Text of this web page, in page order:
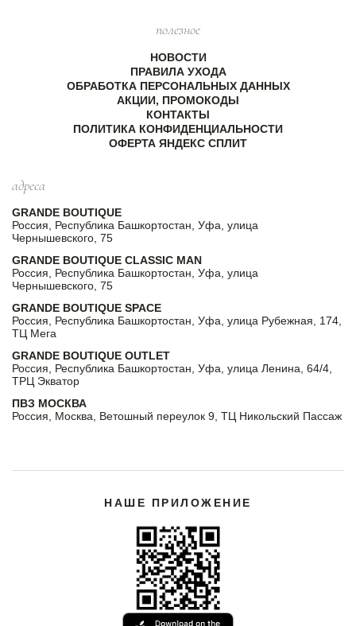
полезное
НОВОСТИ
ПРАВИЛА УХОДА
ОБРАБОТКА ПЕРСОНАЛЬНЫХ ДАННЫХ
АКЦИИ, ПРОМОКОДЫ
КОНТАКТЫ
ПОЛИТИКА КОНФИДЕНЦИАЛЬНОСТИ
ОФЕРТА ЯНДЕКС СПЛИТ
адреса
GRANDE BOUTIQUE
Россия, Республика Башкортостан, Уфа, улица
Чернышевского, 75
GRANDE BOUTIQUE CLASSIC MAN
Россия, Республика Башкортостан, Уфа, улица
Чернышевского, 75
GRANDE BOUTIQUE SPACE
Россия, Республика Башкортостан, Уфа, улица Рубежная, 174,
ТЦ Мега
GRANDE BOUTIQUE OUTLET
Россия, Республика Башкортостан, Уфа, улица Ленина, 64/4,
ТРЦ Экватор
ПВЗ МОСКВА
Россия, Москва, Ветошный переулок 9, ТЦ Никольский Пассаж
НАШЕ ПРИЛОЖЕНИЕ